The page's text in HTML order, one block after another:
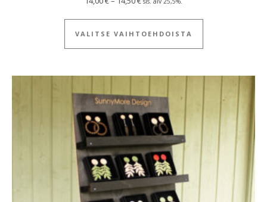
VALITSE VAIHTOEHDOISTA
Tällä tuotteella